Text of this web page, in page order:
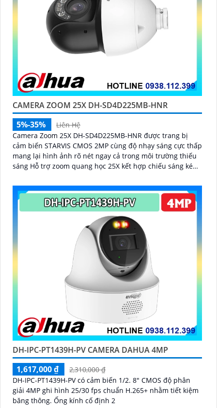
CAMERA ZOOM 25X DH-SD4D225MB-HNR
5%-35%
Liên Hệ
Camera Zoom 25X DH-SD4D225MB-HNR được trang bị
cảm biến STARVIS CMOS 2MP cùng độ nhạy sáng cực thấp
mang lại hình ảnh rõ nét ngay cả trong môi trường thiếu
sáng Hỗ trợ zoom quang học 25X kết hợp chiếu sáng kép
Tính năng quay quét linh hoạt cùng chuẩn chống nước
IP67 giúp quan sát ổn định ngoài trời
DH-IPC-PT1439H-PV CAMERA DAHUA 4MP
1,617,000 ₫
2,310,000 ₫
DH-IPC-PT1439H-PV có cảm biến 1/2. 8″ CMOS độ phân
giải 4MP ghi hình 25/30 fps chuẩn H.265+ nhằm tiết kiệm
băng thông. Ống kính cố định 2